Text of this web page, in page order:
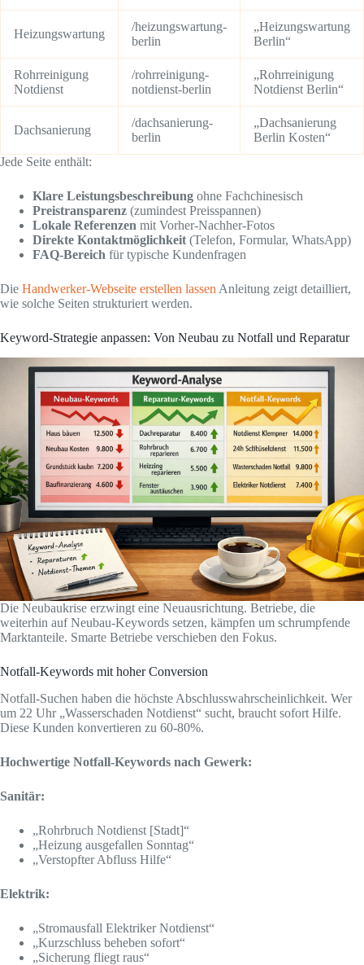
Heizungswartung
/heizungswartung-
berlin
„Heizungswartung
Berlin“
Rohrreinigung
Notdienst
/rohrreinigung-
notdienst-berlin
„Rohrreinigung
Notdienst Berlin“
Dachsanierung
/dachsanierung-
berlin
„Dachsanierung
Berlin Kosten“
Jede Seite enthält:
Klare Leistungsbeschreibung ohne Fachchinesisch
Preistransparenz (zumindest Preisspannen)
Lokale Referenzen mit Vorher-Nachher-Fotos
Direkte Kontaktmöglichkeit(Telefon, Formular, WhatsApp)
FAQ-Bereich für typische Kundenfragen
Die Handwerker-Webseite erstellen lassenAnleitung zeigt detailliert,
wie solche Seiten strukturiert werden.
Keyword-Strategie anpassen: Von Neubau zu Notfall und Reparatur
Die Neubaukrise erzwingt eine Neuausrichtung. Betriebe, die
weiterhin auf Neubau-Keywords setzen, kämpfen um schrumpfende
Marktanteile. Smarte Betriebe verschieben den Fokus.
Notfall-Keywords mit hoher Conversion
Notfall-Suchen haben die höchste Abschlusswahrscheinlichkeit. Wer
um 22 Uhr „Wasserschaden Notdienst“ sucht, braucht sofort Hilfe.
Diese Kunden konvertieren zu 60-80%.
Hochwertige Notfall-Keywords nach Gewerk:
Sanitär:
„Rohrbruch Notdienst [Stadt]“
„Heizung ausgefallen Sonntag“
„Verstopfter Abfluss Hilfe“
Elektrik:
„Stromausfall Elektriker Notdienst“
„Kurzschluss beheben sofort“
„Sicherung fliegt raus“